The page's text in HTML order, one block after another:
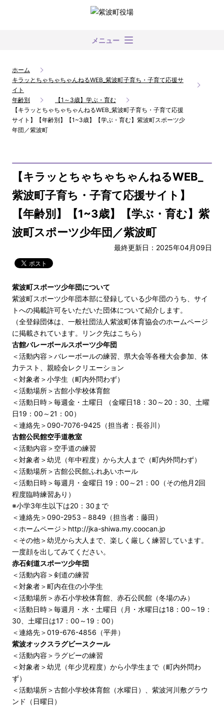
メニュー
ホーム
キラッとちゃちゃちゃんねるWEB_紫波町子育ち・子育て応援サ
イト
年齢別
【1～3歳】学ぶ・育む
【キラッとちゃちゃちゃんねるWEB_紫波町子育ち・子育て応援
サイト】【年齢別】【1~3歳】【学ぶ・育む】紫波町スポーツ少
年団／紫波町
【キラッとちゃちゃちゃんねるWEB_
紫波町子育ち・子育て応援サイト】
【年齢別】【1~3歳】【学ぶ・育む】紫
波町スポーツ少年団／紫波町
最終更新日：2025年04月09日
紫波町スポーツ少年団について
紫波町スポーツ少年団本部に登録している少年団のうち、サイ
トへの掲載許可をいただいた団体について紹介します。
（全登録団体は、一般社団法人紫波町体育協会のホームページ
に掲載されています。
リンク先はこちら ）
古館バレーボールスポーツ少年団
＜活動内容＞バレーボールの練習、県大会等各種大会参加、体
力テスト、親睦会レクリエーション
＜対象者＞小学生（町内外問わず）
＜活動場所＞古館小学校体育館
＜活動日時＞毎週金・土曜日 （金曜日18：30～20：30、土曜
日19：00～21：00）
＜連絡先＞090-7076-9425（担当者：長谷川）
古館公民館空手道教室
＜活動内容＞空手道の練習
＜対象者＞幼児（年中程度）から大人まで（町内外問わず）
＜活動場所＞古館公民館ふれあいホール
＜活動日時＞毎週月・金曜日 19：00～21：00（その他月2回
程度臨時練習あり）
※小学3年生以下は20：30まで
＜連絡先＞090-2953－8849（担当者：藤田）
＜ホームページ＞ http://jka-shiwa.my.coocan.jp
＜その他＞幼児から大人まで、楽しく厳しく練習しています。
一度顔を出してみてください。
赤石剣道スポーツ少年団
＜活動内容＞剣道の練習
＜対象者＞町内在住の小学生
＜活動場所＞赤石小学校体育館、赤石公民館（冬場のみ）
＜活動日時＞毎週月・水・土曜日（月・水曜日は18：00～19：
30、土曜日は17：00～19：00）
＜連絡先＞019-676-4856（平井）
紫波オックスラグビースクール
＜活動内容＞ラグビーの練習
＜対象者＞幼児（年少児程度）から小学生まで（町内外問わ
ず）
＜活動場所＞古館小学校体育館（水曜日）、紫波河川敷グラウ
ンド（日曜日）